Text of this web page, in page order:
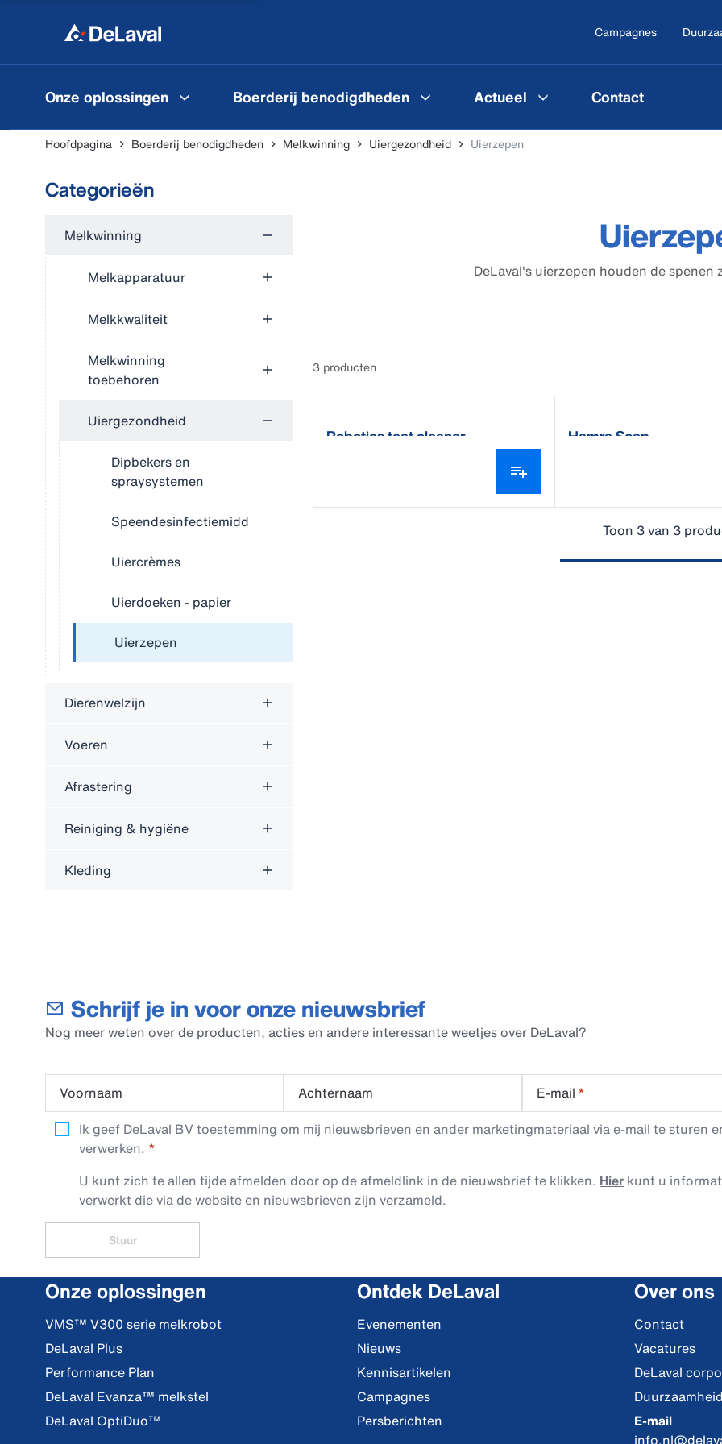
Campagnes
Onze oplossingen Boerderij benodigdheden Actueel Contact
Hoofdpagina Boerderij benodigdheden Melkwinning Uiergezondheid Uierzepen
Categorieën
Melkwinning
Melkapparatuur
Melkkwaliteit
Melkwinning
toebehoren
Uiergezondheid
Dipbekers en
spraysystemen
Speendesinfectiemiddelen
Uiercrèmes
Uierdoeken - papier
Uierzepen
Dierenwelzijn
Voeren
Afrastering
Reiniging & hygiëne
Kleding
DeLaval's uierzepen houden de
3 producten
Robotics teat cleaner Hamra Soap
Toon 3 van 3
Schrijf je in voor onze nieuwsbrief
Nog meer weten over de producten, acties en andere interessante weetjes over DeLaval?
Voornaam Achternaam E-mail *
Ik geef DeLaval BV toestemming om mij nieuwsbrieven en ander marketingmateriaal via e-mail te sturen
verwerken.
U kunt zich te allen tijde afmelden door op de afmeldlink in de nieuwsbrief te klikken. Hier kunt u
verwerkt die via de website en nieuwsbrieven zijn verzameld.
Stuur
Onze oplossingen
VMS™ V300 serie melkrobot
DeLaval Plus
Performance Plan
DeLaval Evanza™ melkstel
DeLaval OptiDuo™
Ontdek DeLaval
Evenementen
Nieuws
Kennisartikelen
Campagnes
Persberichten
Over ons
Contact
Vacatures
DeLaval
Duurzaamheid
E-mail